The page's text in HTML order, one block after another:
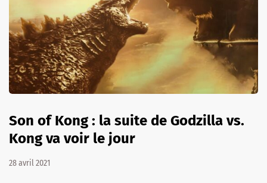
Son of Kong : la suite de Godzilla vs.
Kong va voir le jour
28 avril 2021